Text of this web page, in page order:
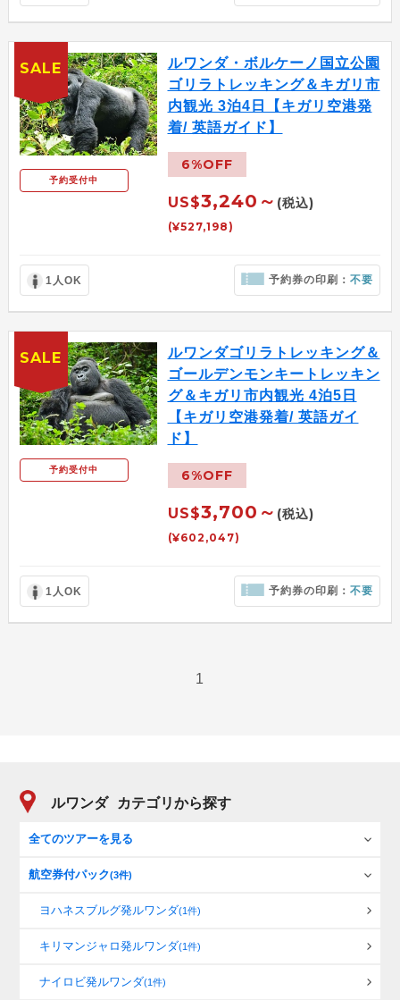
予約受付中
ルワンダ・ボルケーノ国立公園
ゴリラトレッキング＆キガリ市
内観光 3泊4日【キガリ空港発
着/ 英語ガイド】
6%OFF
US$3,240～ (税込)
(¥527,198)
1人OK 予約券の印刷：不要
SALE
予約受付中
ルワンダゴリラトレッキング＆
ゴールデンモンキートレッキン
グ＆キガリ市内観光 4泊5日
【キガリ空港発着/ 英語ガイ
ド】
6%OFF
US$3,700～ (税込)
(¥602,047)
1人OK 予約券の印刷：不要
SALE
1
ルワンダ カテゴリから探す
全てのツアーを見る
航空券付パック(3件)
ヨハネスブルグ発ルワンダ(1件)
キリマンジャロ発ルワンダ(1件)
ナイロビ発ルワンダ(1件)